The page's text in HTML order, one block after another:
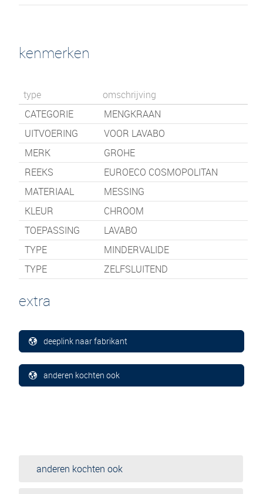
kenmerken
type
omschrijving
CATEGORIE
MENGKRAAN
UITVOERING
VOOR LAVABO
MERK
GROHE
REEKS
EUROECO COSMOPOLITAN
MATERIAAL
MESSING
KLEUR
CHROOM
TOEPASSING
LAVABO
TYPE
MINDERVALIDE
TYPE
ZELFSLUITEND
extra
deeplink naar fabrikant
anderen kochten ook
anderen kochten ook